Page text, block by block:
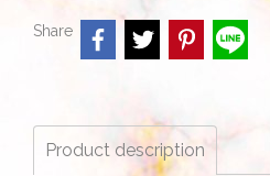
Share
Product description